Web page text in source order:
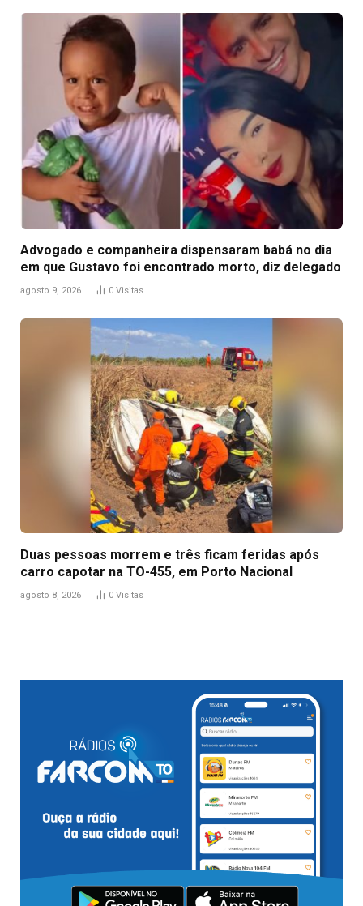
Advogado e companheira dispensaram babá no dia
em que Gustavo foi encontrado morto, diz delegado
agosto 9, 2026 0 Visitas
Duas pessoas morrem e três ficam feridas após
carro capotar na TO-455, em Porto Nacional
agosto 8, 2026 0 Visitas